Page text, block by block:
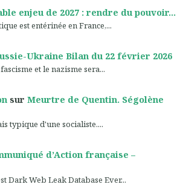
enjeu de 2027 : rendre du pouvoir...
est entérinée en France,...
Ukraine Bilan du 22 février 2026
et le nazisme sera...
sur Meurtre de Quentin. Ségolène
typique d'une socialiste....
d’Action française –
Dark Web Leak Database Ever...